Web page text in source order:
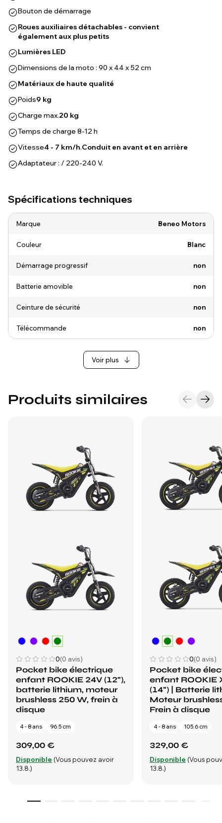
Bouton de démarrage
Roues auxiliaires détachables - convient
également aux plus petits
Lumières LED
Dimensions de la moto : 90 x 44 x 52 cm
Matériaux de haute qualité
Poids9 kg
Charge max.20 kg
Temps de charge 8-12 h
Vitesse4 - 7 km/h.Conduit en avant et en arrière
Adaptateur : / 220-240 V.
Spécifications techniques
Marque Beneo Motors
Couleur Blanc
Démarrage progressif non
Batterie amovible non
Ceinture de sécurité non
Télécommande non
Voir plus
Produits similaires
0(0 avis)
Pocket bike électrique
enfant ROOKIE 24V (12"),
batterie lithium, moteur
brushless 250 W, frein à
disque
4 - 8 ans 96.5 cm
309,00 €
Disponible (Vous pouvez avoir
13.8.)
0(0 avis)
Pocket bike
enfant ROOKIE
(14") | Batterie
Moteur
Frein à disque
4 - 8 ans 105.6 cm
329,00 €
Disponible (Vous
13.8.)